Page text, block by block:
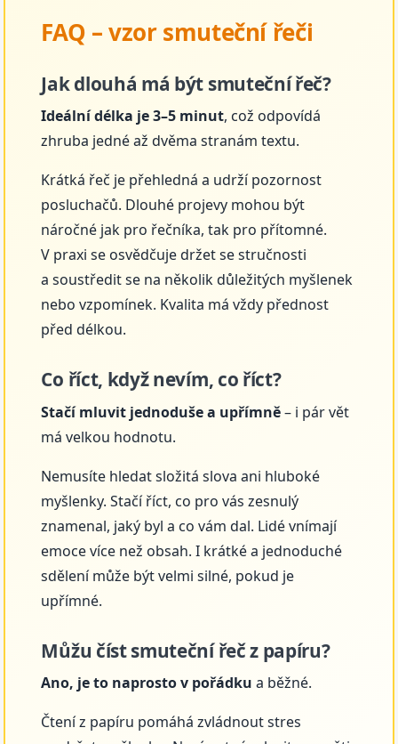
FAQ – vzor smuteční řeči
Jak dlouhá má být smuteční řeč?
Ideální délka je 3–5 minut, což odpovídá
zhruba jedné až dvěma stranám textu.
Krátká řeč je přehledná a udrží pozornost
posluchačů. Dlouhé projevy mohou být
náročné jak pro řečníka, tak pro přítomné.
V praxi se osvědčuje držet se stručnosti
a soustředit se na několik důležitých myšlenek
nebo vzpomínek. Kvalita má vždy přednost
před délkou.
Co říct, když nevím, co říct?
Stačí mluvit jednoduše a upřímně– i pár vět
má velkou hodnotu.
Nemusíte hledat složitá slova ani hluboké
myšlenky. Stačí říct, co pro vás zesnulý
znamenal, jaký byl a co vám dal. Lidé vnímají
emoce více než obsah. I krátké a jednoduché
sdělení může být velmi silné, pokud je
upřímné.
Můžu číst smuteční řeč z papíru?
Ano, je to naprosto v pořádku a běžné.
Čtení z papíru pomáhá zvládnout stres